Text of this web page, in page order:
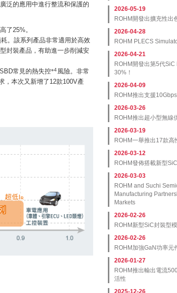
泛的應用中進行整流和保護的
了25%。
。該系列產品非常適用於高效
封裝產品，有助進一步削減安
常見的熱失控※4風險。非常
，本次又新增了12款100V產
2026-05-19
ROHM開發出擴充性出
2026-04-28
ROHM PLECS
2026-04-21
ROHM開發出第5代
30%！
2026-04-09
ROHM推出支援
2026-03-26
ROHM推出超小型無線
2026-03-19
ROHM一舉推出17款
2026-03-12
ROHM發佈搭載新型
2026-03-03
ROHM and Suchi
Manufacturing
Markets
2026-02-26
ROHM新型SiC封裝型
2026-02-26
ROHM加強GaN功率元
2026-01-27
ROHM推出輸出電流
活性
2025-12-26